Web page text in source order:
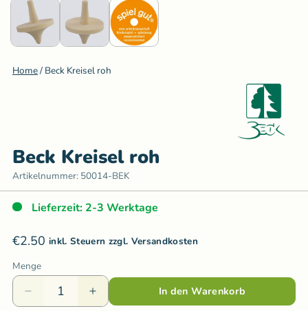
Home/ Beck Kreisel roh
Beck Kreisel roh
Artikelnummer: 50014-BEK
Lieferzeit: 2-3 Werktage
€2.50 inkl. Steuern zzgl. Versandkosten
Menge
In den Warenkorb